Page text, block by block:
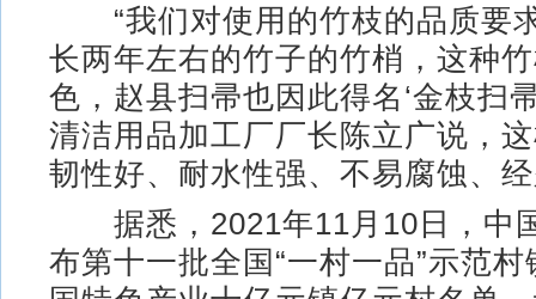
“我们对使用的竹枝的品质要
长两年左右的竹子的竹梢，这种
色，赵县扫帚也因此得名‘金枝扫
清洁用品加工厂厂长陈立广说，
韧性好、耐水性强、不易腐蚀、
据悉，2021年11月10日，中
布第十一批全国“一村一品”示范